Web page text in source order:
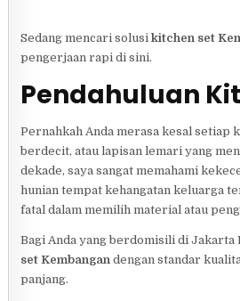
Sedang mencari solusi kitchen set
pengerjaan rapi di sini.
Pendahuluan
Pernahkah Anda merasa kesal setiap
berdecit, atau lapisan lemari yang
dekade, saya sangat memahami
hunian tempat kehangatan keluarga
fatal dalam memilih material atau
Bagi Anda yang berdomisili di
set Kembangandengan standar
panjang.